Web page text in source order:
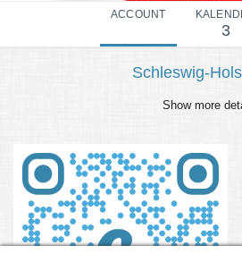
ACCOUNT
3
Schleswig-
Show more